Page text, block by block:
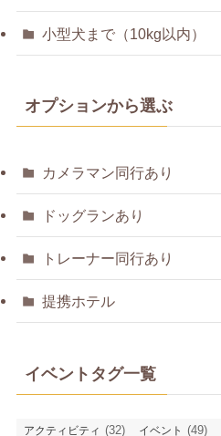
小型犬まで（10kg以内）
オプションから選ぶ
カメラマン同行あり
ドッグランあり
トレーナー同行あり
提携ホテル
イベントタグ一覧
アクティビティ (32) イベント (49)